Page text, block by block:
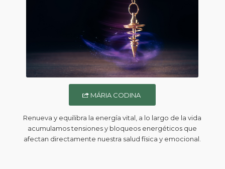
MÁRIA CODINA
Renueva y equilibra la energía vital, a lo largo de la vida
acumulamos tensiones y bloqueos energéticos que
afectan directamente nuestra salud física y emocional.